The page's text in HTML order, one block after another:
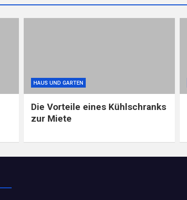
HAUS UND GARTEN
Die Vorteile eines Kühlschranks
zur Miete